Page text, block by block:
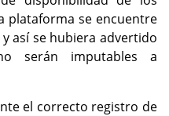
plataforma se encuentre
así se hubiera advertido
serán imputables a
el correcto registro de